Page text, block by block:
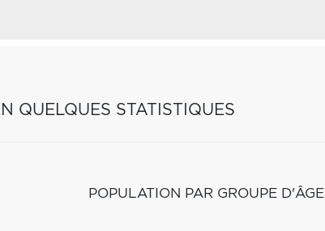
QUELQUES STATISTIQUES
POPULATION PAR GROUPE D'ÂGE